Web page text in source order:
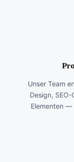
Unser Team
Design,
Elementen —